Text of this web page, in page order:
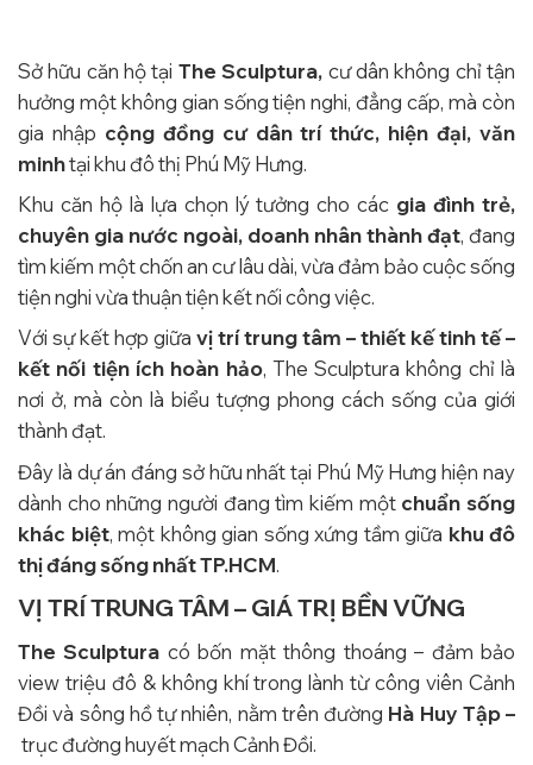
Sở hữu căn hộ tại The Sculptura, cư dân không chỉ tận
hưởng một không gian sống tiện nghi, đẳng cấp, mà còn
gia nhập cộng đồng cư dân trí thức, hiện đại, văn
minhtại khu đô thị Phú Mỹ Hưng.
Khu căn hộ là lựa chọn lý tưởng cho các gia đình trẻ,
chuyên gia nước ngoài, doanh nhân thành đạt, đang
tìm kiếm một chốn an cư lâu dài, vừa đảm bảo cuộc sống
tiện nghi vừa thuận tiện kết nối công việc.
Với sự kết hợp giữa vị trí trung tâm – thiết kế tinh tế –
kết nối tiện ích hoàn hảo, The Sculptura không chỉ là
nơi ở, mà còn là biểu tượng phong cách sống của giới
thành đạt.
Đây là dự án đáng sở hữu nhất tại Phú Mỹ Hưng hiện nay
dành cho những người đang tìm kiếm một chuẩn sống
khác biệt, một không gian sống xứng tầm giữa khu đô
thị đáng sống nhất TP.HCM.
VỊ TRÍ TRUNG TÂM – GIÁ TRỊ BỀN VỮNG
The Sculptura có bốn mặt thông thoáng – đảm bảo
view triệu đô & không khí trong lành từ công viên Cảnh
Đồi và sông hồ tự nhiên, nằm trên đường Hà Huy Tập –
trục đường huyết mạch Cảnh Đồi.